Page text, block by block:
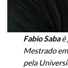
Fabio Sabaé
Mestrado
pela